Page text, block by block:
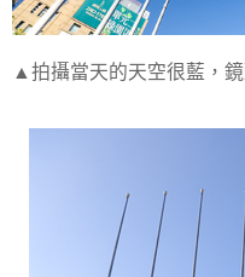
▲拍攝當天的天空很藍，